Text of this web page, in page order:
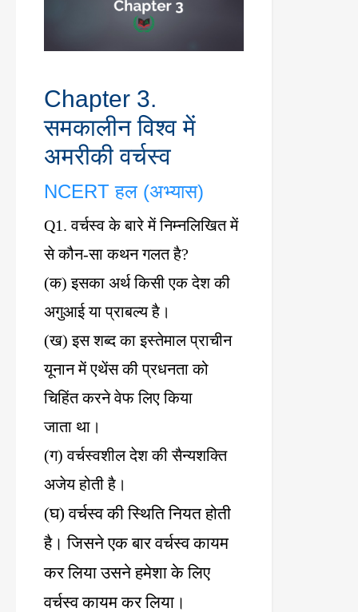
Chapter 3.
समकालीन विश्व में
अमरीकी वर्चस्व
NCERTहल (अभ्यास)
Q1.वर्चस्व के बारे में निम्नलिखित में
से कौन-सा कथन गलत है?
(क)इसका अर्थ किसी एक देश की
अगुआई या प्राबल्य है।
(ख)इस शब्द का इस्तेमाल प्राचीन
यूनान में एथेंस की प्रधनता को
चिहिंत करने वेफ लिए किया
जाता था।
(ग)वर्चस्वशील देश की सैन्यशक्ति
अजेय होती है।
(घ)वर्चस्व की स्थिति नियत होती
है। जिसने एक बार वर्चस्व कायम
कर लिया उसने हमेशा के लिए
वर्चस्व कायम कर लिया।